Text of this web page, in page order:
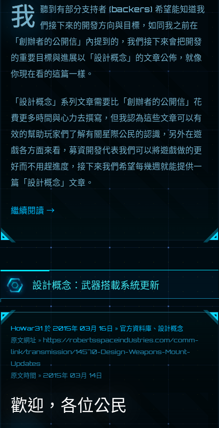
我 聽到有部分支持者 (backers) 希望能知道我
們接下來的開發方向與目標，如同我之前在
「創辦者的公開信」內提到的，我們接下來會把開發
的重要目標與進展以「設計概念」的文章公佈，就像
你現在看的這篇一樣。
「設計概念」系列文章需要比「創辦者的公開信」花
費更多時間與心力去撰寫，但我認為這些文章可以有
效的幫助玩家們了解有關星際公民的認識，另外在遊
戲各方面來看，募資開發代表我們可以將遊戲做的更
好而不用趕進度，接下來我們希望每幾週就能提供一
篇「設計概念」文章。
繼續閱讀 →
設計概念：武器搭載系統更新
Howar31 於 2015年 03月 16日 » 官方資料庫 、 設計概念
原文網址 » https://robertsspaceindustries.com/comm-
link/transmission/14570-Design-Weapons-Mount-
Updates
原文時間 » 2015年 03月 14日
歡迎，各位公民